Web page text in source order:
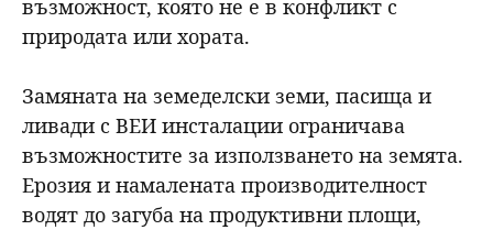
възможност, която не е в конфликт с
природата или хората.
Замяната на земеделски земи, пасища и
ливади с ВЕИ инсталации ограничава
възможностите за използването на земята.
Ерозия и намалената производителност
водят до загуба на продуктивни площи,